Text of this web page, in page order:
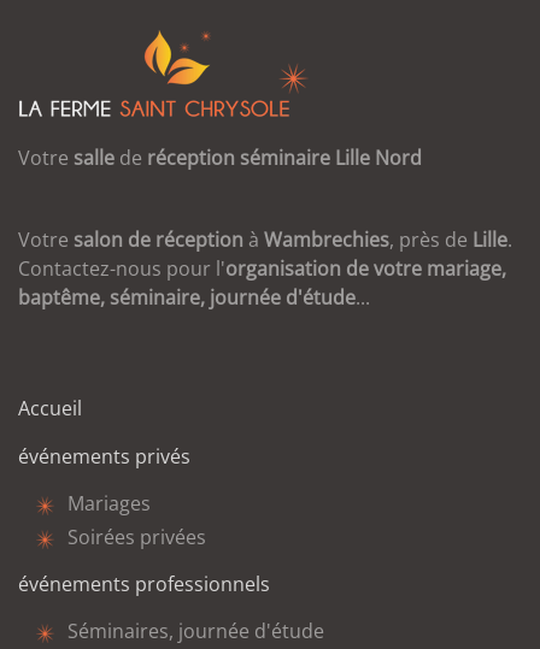
Votre salle de réception séminaire Lille Nord
Votre salon de réception à Wambrechies, près de Lille.
Contactez-nous pour l'organisation de votre mariage,
baptême, séminaire, journée d'étude...
Accueil
événements privés
Mariages
Soirées privées
événements professionnels
Séminaires, journée d'étude